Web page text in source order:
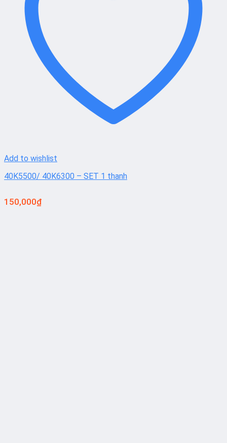
Add to wishlist
40K5500/ 40K6300 – SET 1 thanh
150,000₫